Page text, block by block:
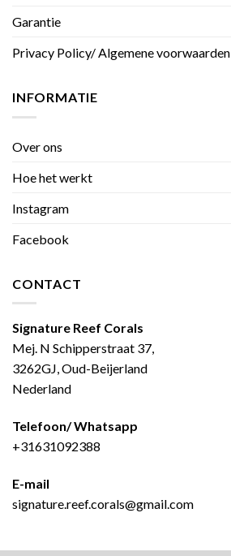
Garantie
Privacy Policy/ Algemene voorwaarden
INFORMATIE
Over ons
Hoe het werkt
Instagram
Facebook
CONTACT
Signature Reef Corals
Mej. N Schipperstraat 37,
3262GJ, Oud-Beijerland
Nederland
Telefoon/ Whatsapp
+31631092388
E-mail
signature.reef.corals@gmail.com